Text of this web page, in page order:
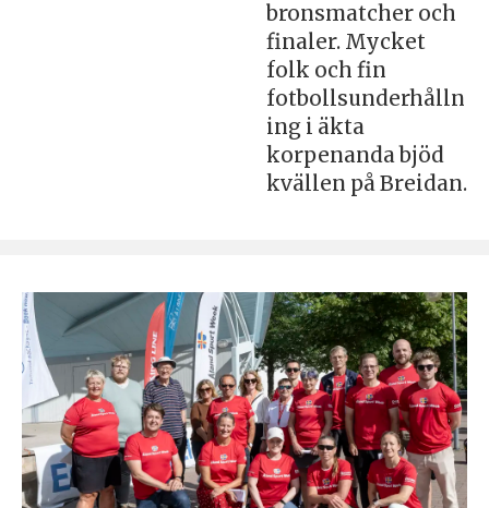
bronsmatcher och
finaler. Mycket
folk och fin
fotbollsunderhålln
ing i äkta
korpenanda bjöd
kvällen på Breidan.